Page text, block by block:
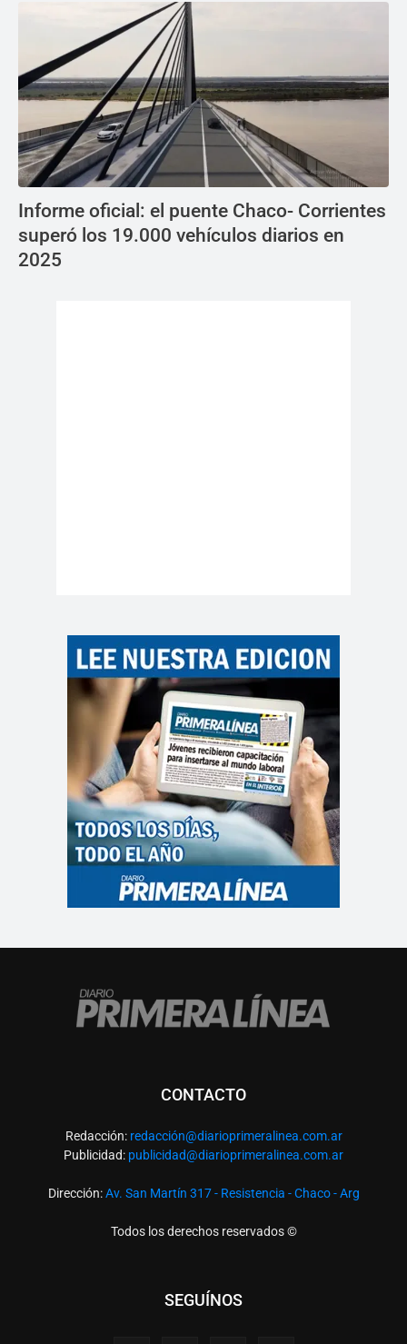
Informe oficial: el puente Chaco- Corrientes
superó los 19.000 vehículos diarios en
2025
CONTACTO
Redacción: redacción@diarioprimeralinea.com.ar
Publicidad: publicidad@diarioprimeralinea.com.ar
Dirección:Av. San Martín 317 - Resistencia - Chaco - Arg
Todos los derechos reservados ©
SEGUÍNOS